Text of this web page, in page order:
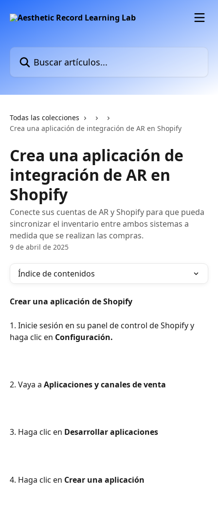
Buscar artículos...
Todas las colecciones
Crea una aplicación de integración de AR en Shopify
Crea una aplicación de
integración de AR en
Shopify
Conecte sus cuentas de AR y Shopify para que pueda
sincronizar el inventario entre ambos sistemas a
medida que se realizan las compras.
9 de abril de 2025
Índice de contenidos
Crear una aplicación de Shopify
1. Inicie sesión en su panel de control de Shopify y
haga clic en Configuración.
2. Vaya a Aplicaciones y canales de venta
3. Haga clic en Desarrollar aplicaciones
4. Haga clic en Crear una aplicación